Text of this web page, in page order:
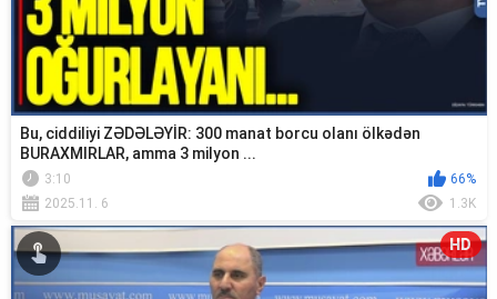
Bu, ciddiliyi ZƏDƏLƏYİR: 300 manat borcu olanı ölkədən
BURAXMIRLAR, amma 3 milyon ...
3:10
66%
2025.11. 6
1.3K
HD